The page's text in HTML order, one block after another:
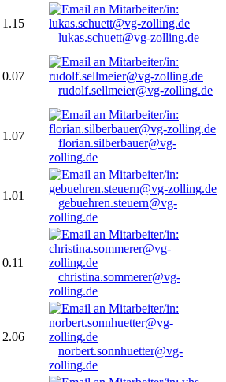
1.15
lukas.schuett@vg-zolling.de
0.07
rudolf.sellmeier@vg-zolling.de
1.07
florian.silberbauer@vg-
zolling.de
1.01
gebuehren.steuern@vg-
zolling.de
0.11
christina.sommerer@vg-
zolling.de
2.06
norbert.sonnhuetter@vg-
zolling.de